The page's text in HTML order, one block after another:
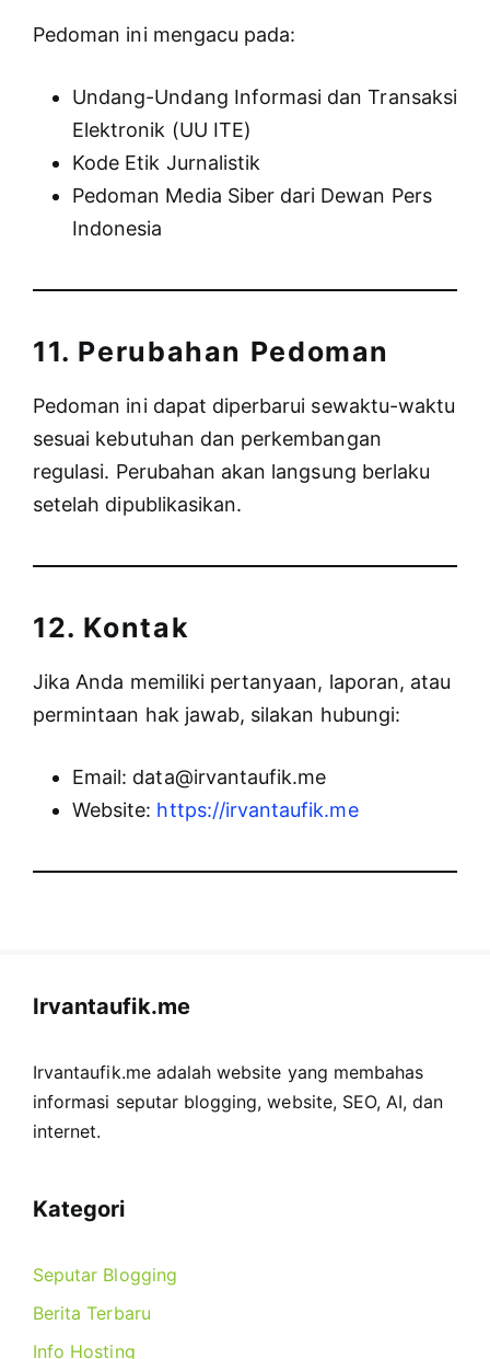
Pedoman ini mengacu pada:
Undang-Undang Informasi dan Transaksi
Elektronik (UU ITE)
Kode Etik Jurnalistik
Pedoman Media Siber dari Dewan Pers
Indonesia
11. Perubahan Pedoman
Pedoman ini dapat diperbarui sewaktu-waktu
sesuai kebutuhan dan perkembangan
regulasi. Perubahan akan langsung berlaku
setelah dipublikasikan.
12. Kontak
Jika Anda memiliki pertanyaan, laporan, atau
permintaan hak jawab, silakan hubungi:
Email: data@irvantaufik.me
Website: https://irvantaufik.me
Irvantaufik.me
Irvantaufik.me adalah website yang membahas
informasi seputar blogging, website, SEO, AI, dan
internet.
Kategori
Seputar Blogging
Berita Terbaru
Info Hosting